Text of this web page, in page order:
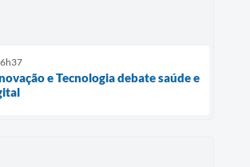
e Tecnologia debate saúde e